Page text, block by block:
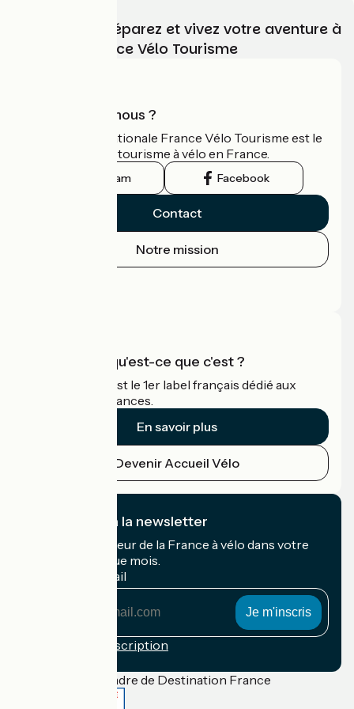
Choisissez, préparez et vivez votre aventure à
vélo avec France Vélo Tourisme
Qui sommes-nous ?
L'association nationale France Vélo Tourisme est le
guide officiel du tourisme à vélo en France.
Instagram Facebook
Contact
Notre mission
Accueil Vélo qu'est-ce que c'est ?
Accueil Vélo c'est le 1er label français dédié aux
cyclistes en vacances.
En savoir plus
Devenir Accueil Vélo
Je m'abonne à la newsletter
Recevez le meilleur de la France à vélo dans votre
boîte mail chaque mois.
Mon adresse mail
Conditions d'inscription
Financé dans le cadre de Destination France